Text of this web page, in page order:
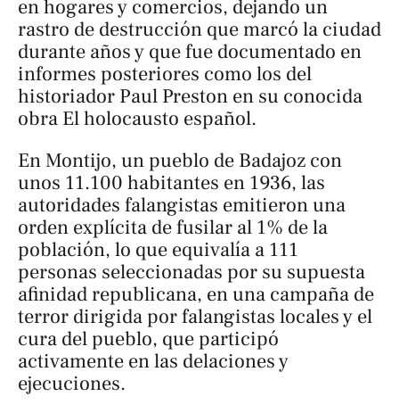
en hogares y comercios, dejando un
rastro de destrucción que marcó la ciudad
durante años y que fue documentado en
informes posteriores como los del
historiador Paul Preston en su conocida
obra El holocausto español.
En Montijo, un pueblo de Badajoz con
unos 11.100 habitantes en 1936, las
autoridades falangistas emitieron una
orden explícita de fusilar al 1% de la
población, lo que equivalía a 111
personas seleccionadas por su supuesta
afinidad republicana, en una campaña de
terror dirigida por falangistas locales y el
cura del pueblo, que participó
activamente en las delaciones y
ejecuciones.